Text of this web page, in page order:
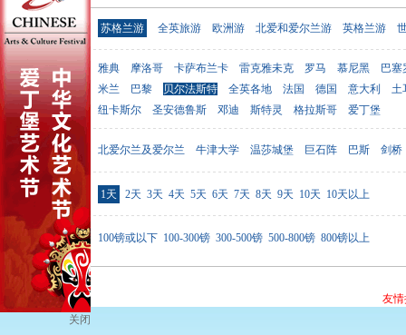
参团游 苏格兰游 全英旅游 欧洲游 北爱和爱尔兰游 英格兰游
出发地点 雅典 摩洛哥 卡萨布兰卡 雷克雅未克 罗马 慕尼黑
巴塞
米兰
巴黎 贝尔法斯特 全英各地 法国 德国 意大利
土
纽卡斯尔
圣安德鲁斯 邓迪 斯特灵 格拉斯哥 爱丁堡
目的地点 北爱尔兰及爱尔兰 牛津大学 温莎城堡 巨石阵 巴斯 剑桥
行程天数 1天 2天 3天 4天 5天 6天 7天 8天 9天 10天 10天以上
价格范围 100镑或以下 100-300镑 300-500镑 500-800镑 800镑以上
友
关闭